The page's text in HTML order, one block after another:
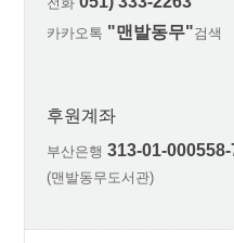
카카오톡 "맨발동무"검색
후원계좌
부산은행 313-01-000558-
(맨발동무도서관)